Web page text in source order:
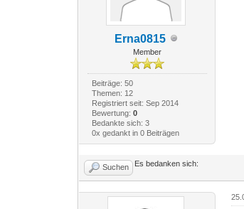
Erna0815
Member
Beiträge: 50
Themen: 12
Registriert seit: Sep 2014
Bewertung: 0
Bedankte sich: 3
0x gedankt in 0 Beiträgen
Suchen Es bedanken sich: